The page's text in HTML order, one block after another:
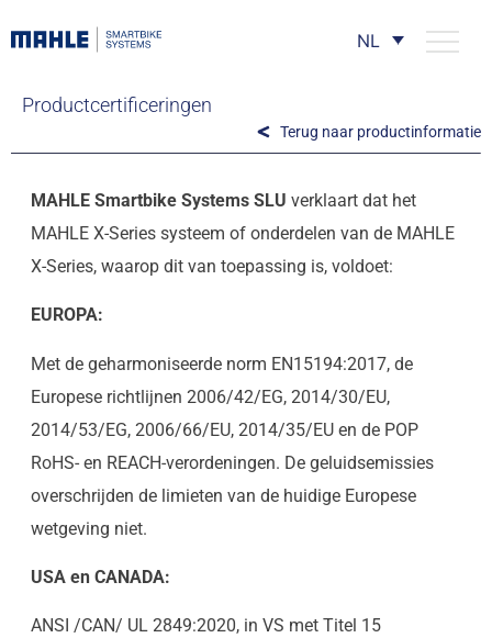
NL
Productcertificeringen
Terug naar productinformatie
MAHLE Smartbike Systems SLU verklaart dat het
MAHLE X-Series systeem of onderdelen van de MAHLE
X-Series, waarop dit van toepassing is, voldoet:
EUROPA:
Met de geharmoniseerde norm EN15194:2017, de
Europese richtlijnen 2006/42/EG, 2014/30/EU,
2014/53/EG, 2006/66/EU, 2014/35/EU en de POP
RoHS- en REACH-verordeningen. De geluidsemissies
overschrijden de limieten van de huidige Europese
wetgeving niet.
USA en CANADA:
ANSI /CAN/ UL 2849:2020, in VS met Titel 15